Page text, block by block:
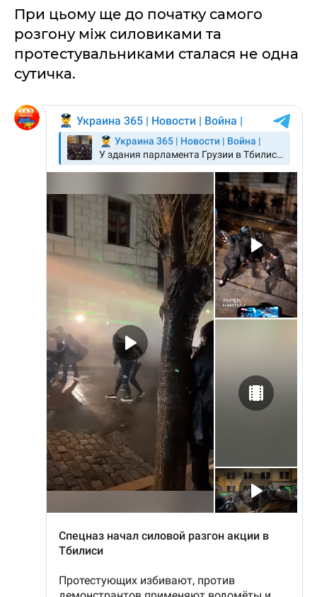
При цьому ще до початку самого
розгону між силовиками та
протестувальниками сталася не одна
сутичка.